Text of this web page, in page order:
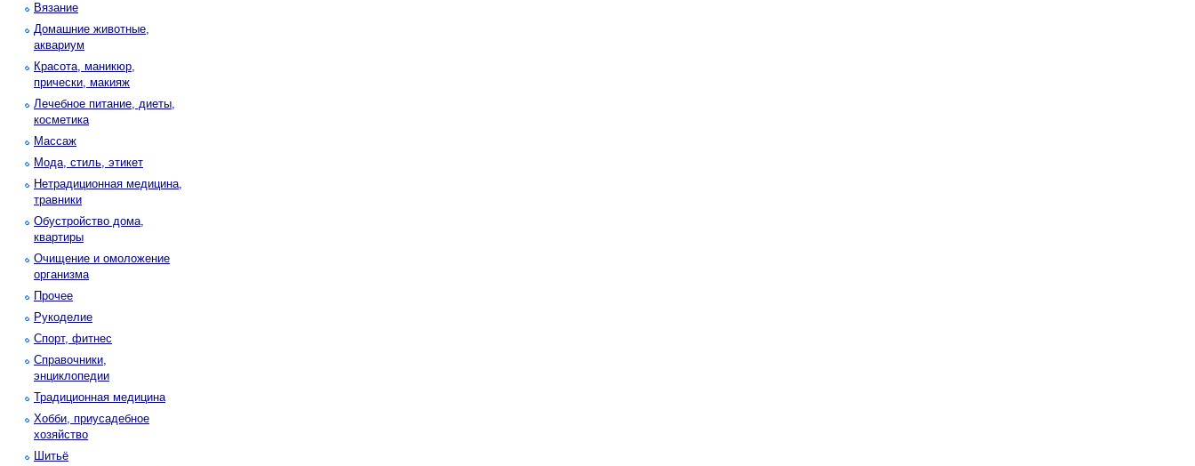
Вязание
Домашние животные,
аквариум
Красота, маникюр,
прически, макияж
Лечебное питание, диеты,
косметика
Массаж
Мода, стиль, этикет
Нетрадиционная медицина,
травники
Обустройство дома,
квартиры
Очищение и омоложение
организма
Прочее
Рукоделие
Спорт, фитнес
Справочники,
энциклопедии
Традиционная медицина
Хобби, приусадебное
хозяйство
Шитьё